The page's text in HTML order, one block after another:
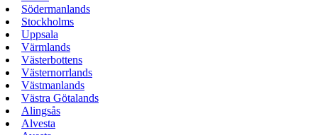
Södermanlands
Stockholms
Uppsala
Värmlands
Västerbottens
Västernorrlands
Västmanlands
Västra Götalands
Alingsås
Alvesta